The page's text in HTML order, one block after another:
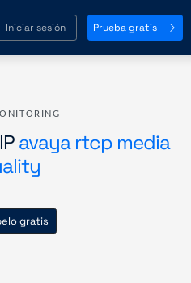
Iniciar sesión Prueba gratis
avaya rtcp media
gratis